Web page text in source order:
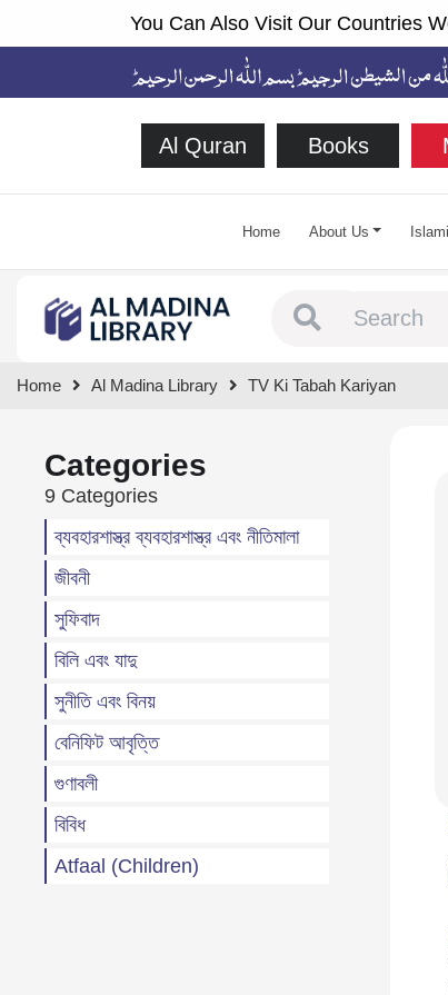
You Can Also Visit Our Countries
Al Quran Books
Home About Us
Home Al Madina Library TV Ki Tabah Kariyan
Categories
9 Categories
ব্যবহারশাস্ত্র ব্যবহারশাস্ত্র এবং নীতিমালা
জীবনী
সুফিবাদ
বিলি এবং যাদু
সুনীতি এবং বিনয়
বেনিফিট আবৃত্তি
গুণাবলী
বিবিধ
Atfaal (Children)